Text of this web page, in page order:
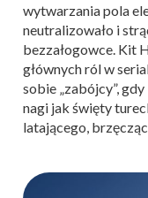
wytwarzania pola
neutralizowało i
bezzałogowce. Kit
głównych ról w
sobie „zabójcy”,
nagi jak święty
latającego,